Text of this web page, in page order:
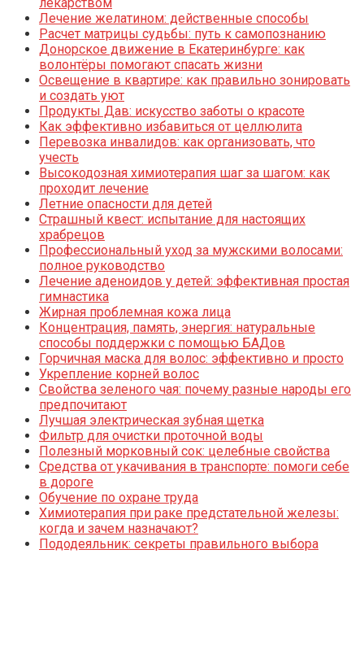
Лечение желатином: действенные способы
Расчет матрицы судьбы: путь к самопознанию
Донорское движение в Екатеринбурге: как
волонтёры помогают спасать жизни
Освещение в квартире: как правильно зонировать
и создать уют
Продукты Дав: искусство заботы о красоте
Как эффективно избавиться от целлюлита
Перевозка инвалидов: как организовать, что
учесть
Высокодозная химиотерапия шаг за шагом: как
проходит лечение
Летние опасности для детей
Страшный квест: испытание для настоящих
храбрецов
Профессиональный уход за мужскими волосами:
полное руководство
Лечение аденоидов у детей: эффективная простая
гимнастика
Жирная проблемная кожа лица
Концентрация, память, энергия: натуральные
способы поддержки с помощью БАДов
Горчичная маска для волос: эффективно и просто
Укрепление корней волос
Свойства зеленого чая: почему разные народы его
предпочитают
Лучшая электрическая зубная щетка
Фильтр для очистки проточной воды
Полезный морковный сок: целебные свойства
Средства от укачивания в транспорте: помоги себе
в дороге
Обучение по охране труда
Химиотерапия при раке предстательной железы:
когда и зачем назначают?
Пододеяльник: секреты правильного выбора